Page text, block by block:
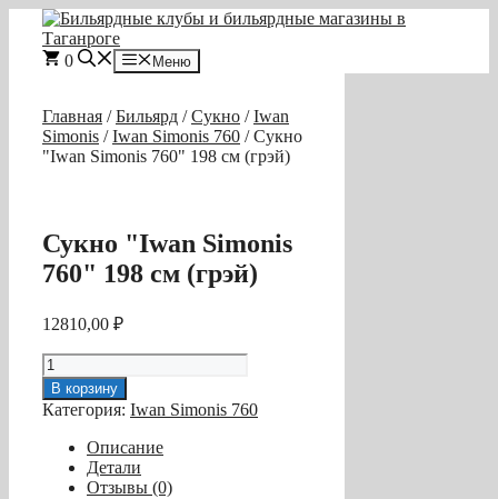
Перейти
содержимому
0 Меню
Главная /Бильярд /Сукно /Iwan
Simonis /Iwan Simonis 760 / Сукно
"Iwan Simonis 760" 198 см (грэй)
Сукно "Iwan Simonis
760" 198 см (грэй)
12810,00 ₽
Количество
товара
Сукно
"Iwan
Simonis
760"
В корзину
Категория: Iwan Simonis 760
Описание
Детали
Отзывы (0)